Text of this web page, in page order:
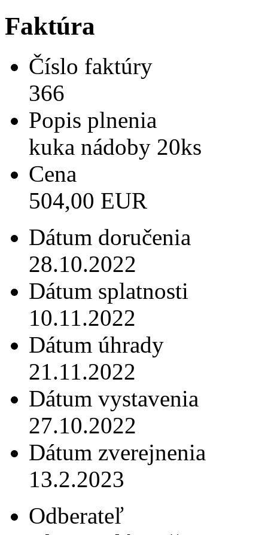
Faktúra
Číslo faktúry
366
Popis plnenia
kuka nádoby 20ks
Cena
504,00 EUR
Dátum doručenia
28.10.2022
Dátum splatnosti
10.11.2022
Dátum úhrady
21.11.2022
Dátum vystavenia
27.10.2022
Dátum zverejnenia
13.2.2023
Odberateľ